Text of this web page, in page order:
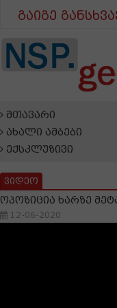
გაიგე
მთავარი
ახალი ამბები
ექსკლუზივი
ვიდეო
ოპოზიცია ხარზე
12-06-2020